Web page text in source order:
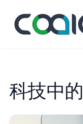
科技中